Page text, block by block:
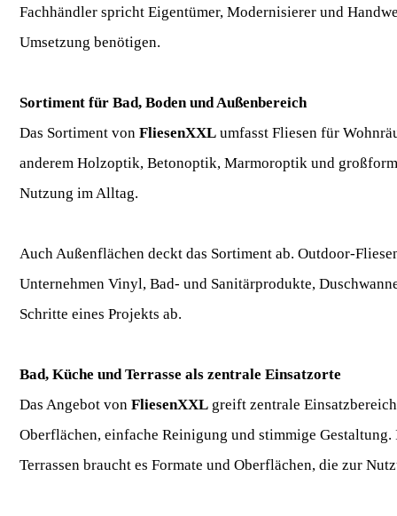
Fachhändler spricht Eigentümer, Modernisierer und
Umsetzung benötigen.
Sortiment für Bad, Boden und Außenbereich
Das Sortiment von FliesenXXL umfasst Fliesen für
anderem Holzoptik, Betonoptik, Marmoroptik und
Nutzung im Alltag.
Auch Außenflächen deckt das Sortiment ab. Outdoor-
Unternehmen Vinyl, Bad- und Sanitärprodukte,
Schritte eines Projekts ab.
Bad, Küche und Terrasse als zentrale Einsatzorte
Das Angebot von FliesenXXL greift zentrale
Oberflächen, einfache Reinigung und stimmige
Terrassen braucht es Formate und Oberflächen, die zur